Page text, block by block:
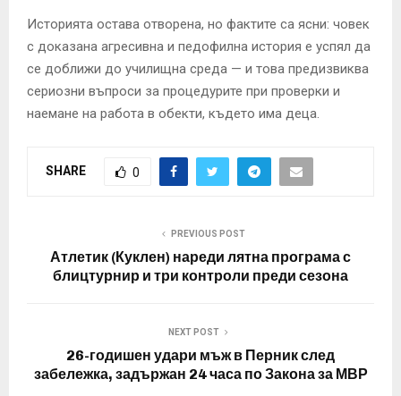
Историята остава отворена, но фактите са ясни: човек
с доказана агресивна и педофилна история е успял да
се доближи до училищна среда — и това предизвиква
сериозни въпроси за процедурите при проверки и
наемане на работа в обекти, където има деца.
SHARE 0
PREVIOUS POST
Атлетик (Куклен) нареди лятна програма с
блицтурнир и три контроли преди сезона
NEXT POST
26-годишен удари мъж в Перник след
забележка, задържан 24 часа по Закона за МВР